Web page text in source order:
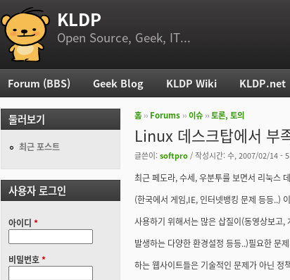
부 메뉴 KLDP
Open Source, Geek, IT...
현재 위치
홈 ›› Forums ››이슈 ››토론, 토의
Linux 데스크탑에서 부
글쓴이: softpro / 작성시간: 수, 2007/02/14 -
최근 페도라, 수세, 우분투를 보면서 리눅스
(한국에서 게임,IE, 인터넷뱅킹 문제 등등..)
사용하기 위해서는 많은 삽질이(동영상보고
발생하는 다양한 환경설정 등등..)필요한 문
하는 웹사이트들은 기술적인 문제가 아닌 정
주 메뉴
Forum (BBS) Geek Blog KLDP Wiki KLDP.net
둘러보기
최근 포스트
사용자 로그인
아이디 *
비밀번호*